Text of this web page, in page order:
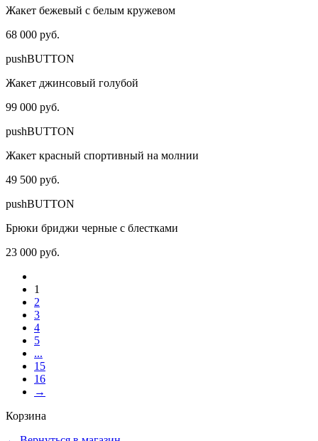
Жакет бежевый с белым кружевом
68 000 руб.
pushBUTTON
Жакет джинсовый голубой
99 000 руб.
pushBUTTON
Жакет красный спортивный на молнии
49 500 руб.
pushBUTTON
Брюки бриджи черные с блестками
23 000 руб.
1
2
3
4
5
...
15
16
→
Корзина